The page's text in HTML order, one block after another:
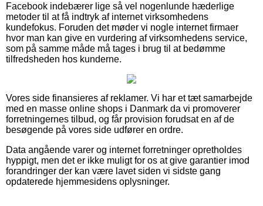
Facebook indebærer lige så vel nogenlunde hæderlige
metoder til at få indtryk af internet virksomhedens
kundefokus. Foruden det møder vi nogle internet firmaer
hvor man kan give en vurdering af virksomhedens service,
som på samme måde må tages i brug til at bedømme
tilfredsheden hos kunderne.
Vores side finansieres af reklamer. Vi har et tæt samarbejde
med en masse online shops i Danmark da vi promoverer
forretningernes tilbud, og får provision forudsat en af de
besøgende på vores side udfører en ordre.
Data angående varer og internet forretninger opretholdes
hyppigt, men det er ikke muligt for os at give garantier imod
forandringer der kan være lavet siden vi sidste gang
opdaterede hjemmesidens oplysninger.